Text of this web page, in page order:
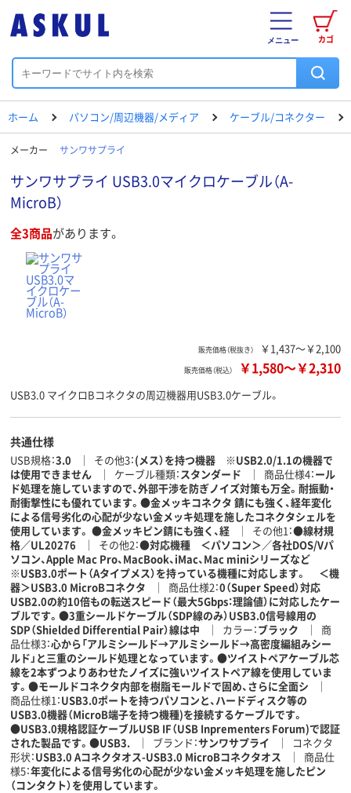
カゴ
メニュー
ホーム パソコン/周辺機器/メディア ケーブル/コネクター
メーカー サンワサプライ
サンワサプライ USB3.0マイクロケーブル（A-
MicroB）
全3商品があります。
販売価格（税抜き） ￥1,437～￥2,100
販売価格（税込） ￥1,580～￥2,310
USB3.0 マイクロBコネクタの周辺機器用USB3.0ケーブル。
共通仕様
USB規格 3.0 その他3 (メス）を持つ機器 ※USB2.0/1.1の機器で
は使用できません
ケーブル種類 スタンダード 商品仕様4 ール
ド処理を施していますので、外部干渉を防ぎノイズ対策も万全。耐振動・
耐衝撃性にも優れています。●金メッキコネクタ 錆にも強く、経年変化
による信号劣化の心配が少ない金メッキ処理を施したコネクタシェルを
使用しています。 ●金メッキピン錆にも強く、経
その他1 ●線材規
格／UL20276
その他2 ●対応機種 ＜パソコン＞／各社DOS/Vパ
ソコン、Apple Mac Pro、MacBook、iMac、Mac miniシリーズなど
※USB3.0ポート（Aタイプメス）を持っている機種に対応します。 ＜機
器＞USB3.0 MicroBコネクタ
商品仕様2 0（Super Speed）対応
USB2.0の約10倍もの転送スピード（最大5Gbps：理論値）に対応したケー
ブルです。●3重シールドケーブル（SDP線のみ）USB3.0信号線用の
SDP（Shielded Differential Pair）線は中
カラー ブラック
商
品仕様3 心から「アルミシールド→アルミシールド→高密度編組みシー
ルド」と三重のシールド処理となっています。●ツイストペアケーブル芯
線を2本ずつよりあわせたノイズに強いツイストペア線を使用していま
す。●モールドコネクタ内部を樹脂モールドで固め、さらに全面シ
商品仕様1 USB3.0ポートを持つパソコンと、ハードディスク等の
USB3.0機器（MicroB端子を持つ機種)を接続するケーブルです。
●USB3.0規格認証ケーブルUSB IF（USB Inprementers Forum)で認証
された製品です。●USB3.
ブランド サンワサプライ
コネクタ
形状 USB3.0 Aコネクタオス-USB3.0 MicroBコネクタオス
商品仕
様5 年変化による信号劣化の心配が少ない金メッキ処理を施したピン
（コンタクト）を使用しています。